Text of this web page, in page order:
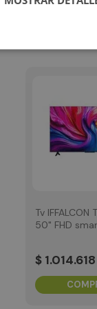
Caixun trae
Tv IFFALCON
50" FHD
$ 1.014.618